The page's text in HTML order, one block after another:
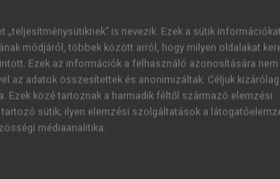
után a
ÚJ FIÓK
1 óra
„teljesítménysütiknek” is nevezik. Ezek a sütik
módjáról, többek között arról, hogy milyen oldalakat
Ezek az információk a felhasználó azonosítására nem
az adatok összesítettek és anonimizáltak. Céljuk
Ezek közé tartoznak a harmadik féltől származó elemzési
sütik; ilyen elemzési szolgáltatások a
médiaanalitika.